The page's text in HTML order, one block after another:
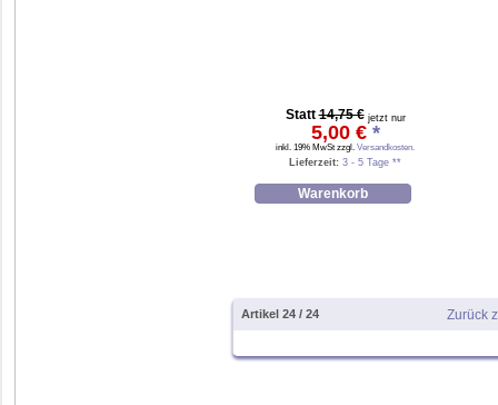
Statt14,75 € jetzt nur
5,00 € *
inkl. 19% MwSt zzgl. Versandkosten.
Lieferzeit: 3 - 5 Tage **
Artikel 24 / 24 Zurück